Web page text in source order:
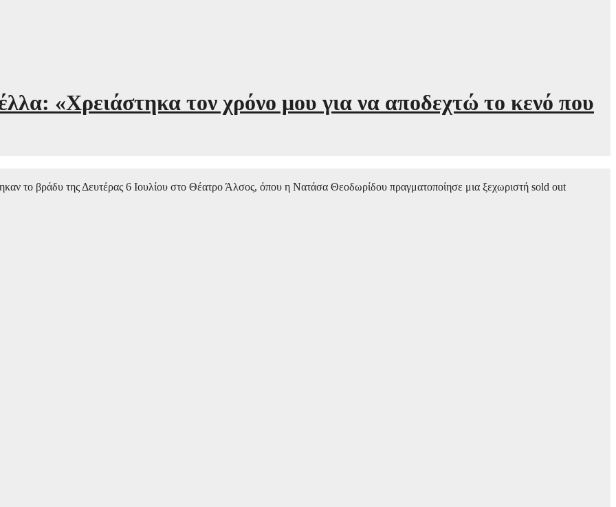
«Χρειάστηκα τον χρόνο μου για να αποδεχτώ το κενό που
το βράδυ της Δευτέρας 6 Ιουλίου στο Θέατρο Άλσος, όπου η Νατάσα Θεοδωρίδου πραγματοποίησε μια ξεχωριστή sold out